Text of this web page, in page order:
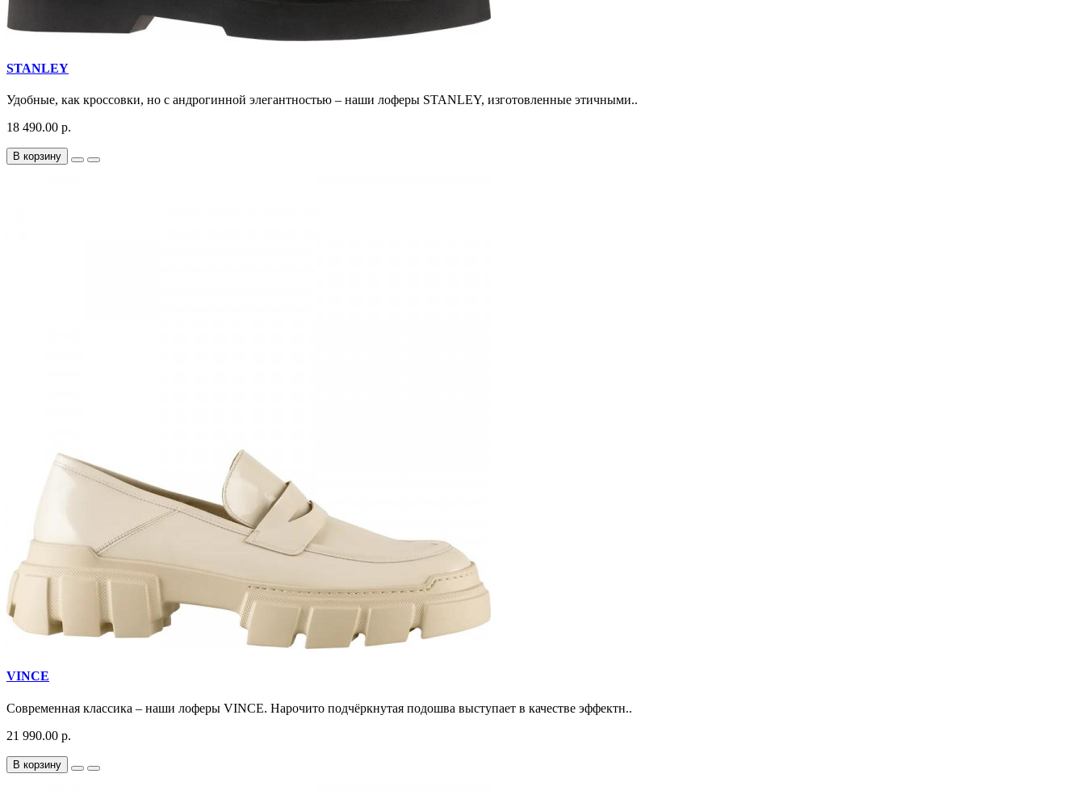
STANLEY
Удобные, как кроссовки, но с андрогинной элегантностью – наши лоферы STANLEY, изготовленные этичными..
18 490.00 р.
В корзину
VINCE
Современная классика – наши лоферы VINCE. Нарочито подчёркнутая подошва выступает в качестве эффектн..
21 990.00 р.
В корзину